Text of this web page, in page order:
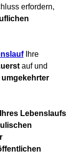
erfordern,
Ihre
auf und
umgekehrter
Lebenslaufs